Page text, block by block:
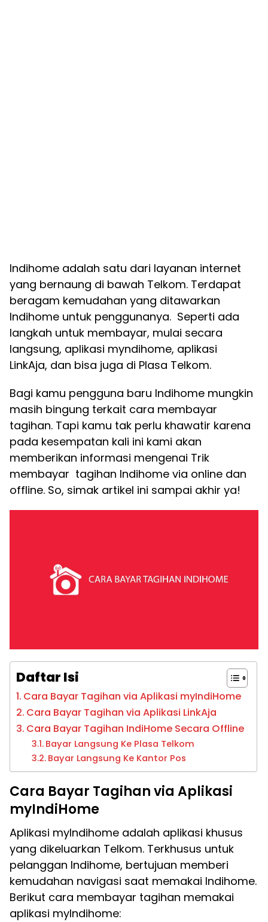
Indihome adalah satu dari layanan internet
yang bernaung di bawah Telkom. Terdapat
beragam kemudahan yang ditawarkan
Indihome untuk penggunanya. Seperti ada
langkah untuk membayar, mulai secara
langsung, aplikasi myndihome, aplikasi
LinkAja, dan bisa juga di Plasa Telkom.
Bagi kamu pengguna baru Indihome mungkin
masih bingung terkait cara membayar
tagihan. Tapi kamu tak perlu khawatir karena
pada kesempatan kali ini kami akan
memberikan informasi mengenai Trik
membayar tagihan Indihome via online dan
offline. So, simak artikel ini sampai akhir ya!
Daftar Isi
Cara Bayar Tagihan via Aplikasi myIndiHome
Cara Bayar Tagihan via Aplikasi LinkAja
Cara Bayar Tagihan IndiHome Secara Offline
Bayar Langsung Ke Plasa Telkom
Bayar Langsung Ke Kantor Pos
Cara Bayar Tagihan via Aplikasi
myIndiHome
Aplikasi myIndihome adalah aplikasi khusus
yang dikeluarkan Telkom. Terkhusus untuk
pelanggan Indihome, bertujuan memberi
kemudahan navigasi saat memakai Indihome.
Berikut cara membayar tagihan memakai
aplikasi myIndihome: